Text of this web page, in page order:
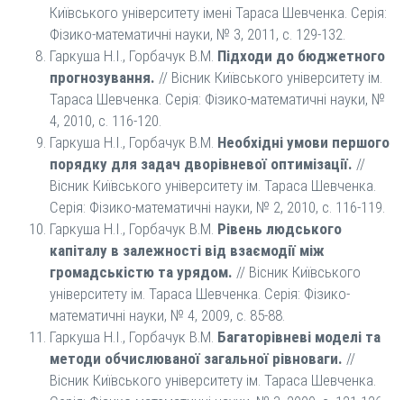
Київського університету імені Тараса Шевченка. Серія:
Фізико-математичні науки, № 3, 2011, с. 129-132.
Гаркуша Н.І., Горбачук В.М. Підходи до бюджетного
прогнозування. // Вісник Київського університету ім.
Тараса Шевченка. Серія: Фізико-математичні науки, №
4, 2010, с. 116-120.
Гаркуша Н.І., Горбачук В.М. Необхідні умови першого
порядку для задач дворівневої оптимізації. //
Вісник Київського університету ім. Тараса Шевченка.
Серія: Фізико-математичні науки, № 2, 2010, с. 116-119.
Гаркуша Н.І., Горбачук В.М. Рівень людського
капіталу в залежності від взаємодії між
громадськістю та урядом. // Вісник Київського
університету ім. Тараса Шевченка. Серія: Фізико-
математичні науки, № 4, 2009, с. 85-88.
Гаркуша Н.І., Горбачук В.М. Багаторівневі моделі та
методи обчислюваної загальної рівноваги. //
Вісник Київського університету ім. Тараса Шевченка.